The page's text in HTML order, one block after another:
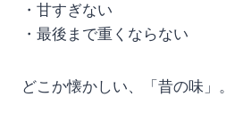
・甘すぎない
・最後まで重くならない
どこか懐かしい、「昔の味」。